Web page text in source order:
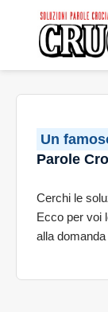
Un
Parole
Cerchi le
Ecco per voi
alla